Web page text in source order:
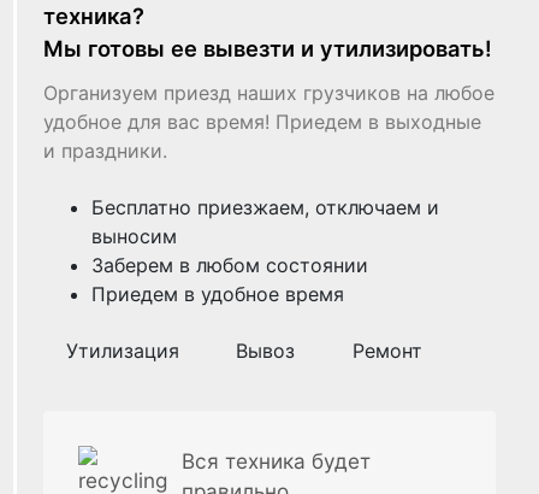
техника?
Мы готовы ее вывезти и утилизировать!
Организуем приезд наших грузчиков на любое
удобное для вас время! Приедем в выходные
и праздники.
Бесплатно приезжаем, отключаем и
выносим
Заберем в любом состоянии
Приедем в удобное время
Утилизация Вывоз Ремонт
Вся техника будет